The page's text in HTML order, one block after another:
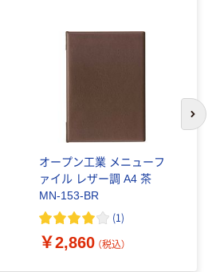
オープン工業 メニューフ
ァイル レザー調 A4 茶
MN-153-BR
(1)
￥2,860 （税込）
次